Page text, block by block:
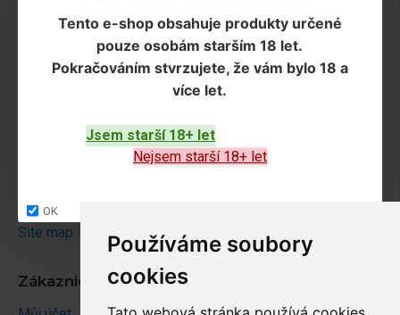
Používáme soubory
cookies
Tento e-shop obsahuje produkty určené
pouze osobám starším 18 let.
Pokračováním stvrzujete, že vám bylo 18 a
více let.
Jsem starší 18+ let
Nejsem starší 18+ let
OK
Doprava
Ochrana os. údajů
Zákaznický servis
Site map
Zákaznický účet